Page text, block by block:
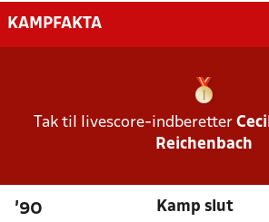
KAMPFAKTA
Tak til livescore-indberetter
Reichenbach
'90 Kamp slut